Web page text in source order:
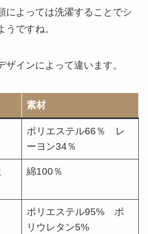
によっては洗濯することでシ
うですね。
ザインによって違います。
素材
ポリエステル66％ レ
ーヨン34％
綿100％
ポリエステル95% ポ
リウレタン5%